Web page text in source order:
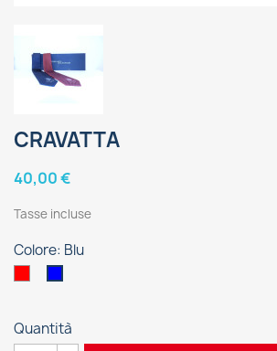
CRAVATTA
40,00 €
Tasse incluse
Colore: Blu
Quantità